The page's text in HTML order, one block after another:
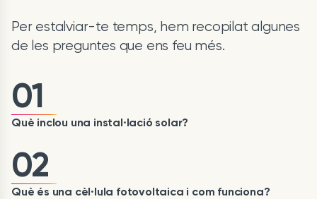
Per estalviar-te temps, hem recopilat algunes
de les preguntes que ens feu més.
01
Què inclou una instal·lació solar?
02
Què és una cèl·lula fotovoltaica i com funciona?